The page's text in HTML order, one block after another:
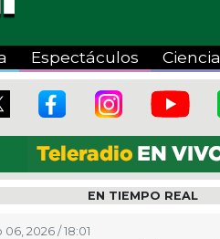
Espectáculos Ciencia
EN TIEMPO REAL
06, 2026 / 18:01